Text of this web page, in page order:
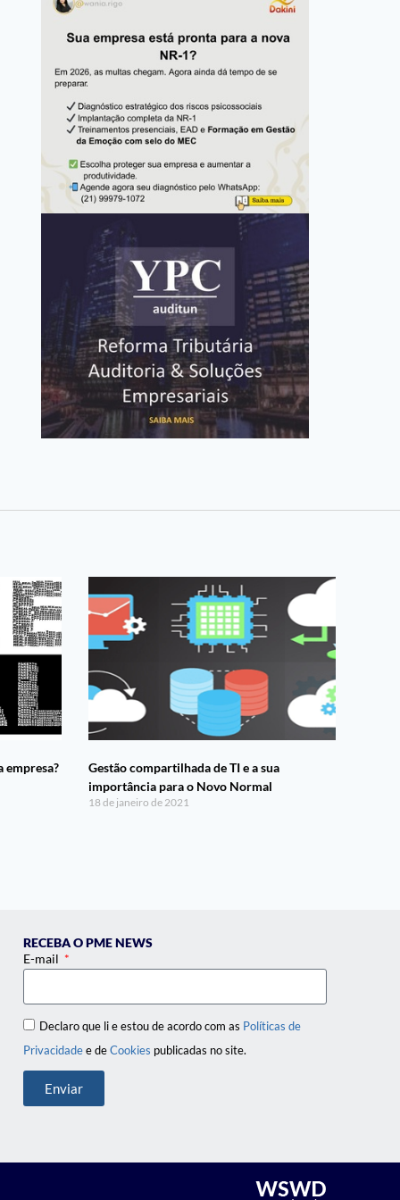
empresa?
Gestão compartilhada de TI e a sua
importância para o Novo Normal
18 de janeiro de 2021
RECEBA O PME NEWS
E-mail
Declaro que li e estou de acordo com as Políticas de
Privacidadee deCookies publicadas no site.
Enviar